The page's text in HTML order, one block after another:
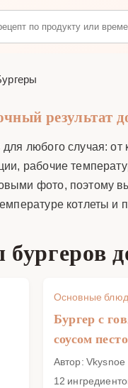
результат
любого случая:
рабочие
фото, поэтому
котлеты и
бургеров
Основные
Бургер с
соусом песто
Автор: Vkysnoe
12